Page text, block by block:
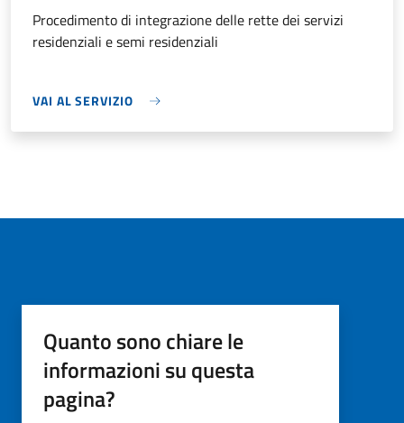
Procedimento di integrazione delle rette dei servizi
residenziali e semi residenziali
VAI AL SERVIZIO
Quanto sono chiare le
informazioni su questa
pagina?